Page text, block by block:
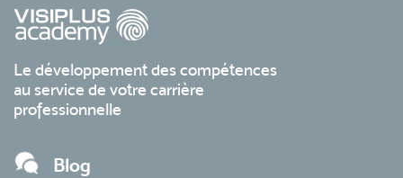
Le développement des compétences
au service de votre carrière
professionnelle
Blog